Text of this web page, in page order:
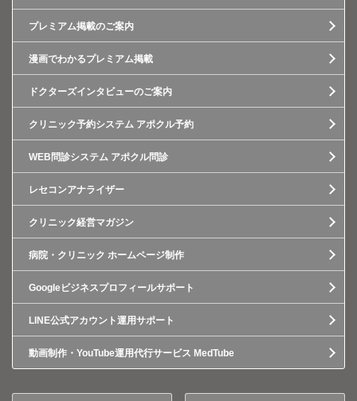
プレミアム掲載のご案内
漫画でわかるプレミアム掲載
ドクターズインタビューのご案内
クリニック予約システム アポクル予約
WEB問診システム アポクル問診
レセコンアナライザー
クリニック経営マガジン
病院・クリニック ホームページ制作
Googleビジネスプロフィールサポート
LINE公式アカウント運用サポート
動画制作・YouTube運用代行サービス MedTube